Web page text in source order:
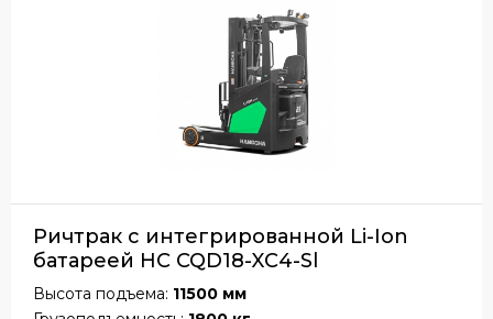
Ричтрак с интегрированной Li-Ion
батареей HC CQD18-XC4-Sl
Высота подъема: 11500 мм